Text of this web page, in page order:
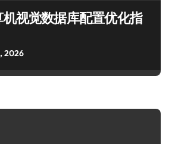
视觉数据库配置优化指
2026